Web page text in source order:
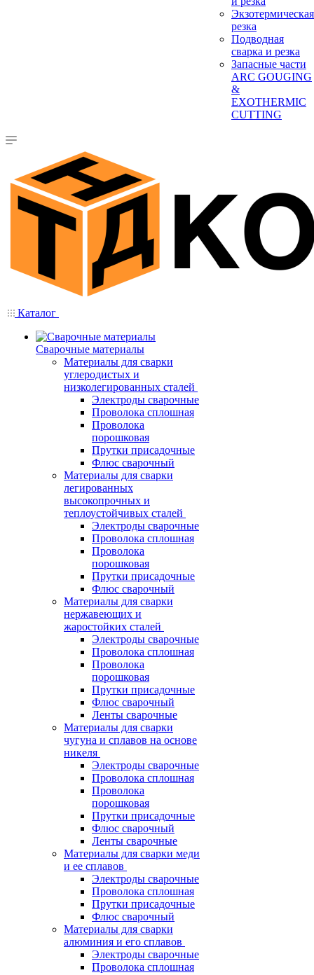
Экзотермическая
резка
Подводная
сварка и резка
Запасные части
ARC GOUGING
&
EXOTHERMIC
CUTTING
Каталог
Сварочные материалы
Материалы для сварки
углеродистых и
низколегированных сталей
Электроды сварочные
Проволока сплошная
Проволока
порошковая
Прутки присадочные
Флюс сварочный
Материалы для сварки
легированных
высокопрочных и
теплоустойчивых сталей
Электроды сварочные
Проволока сплошная
Проволока
порошковая
Прутки присадочные
Флюс сварочный
Материалы для сварки
нержавеющих и
жаростойких сталей
Электроды сварочные
Проволока сплошная
Проволока
порошковая
Прутки присадочные
Флюс сварочный
Ленты сварочные
Материалы для сварки
чугуна и сплавов на основе
никеля
Электроды сварочные
Проволока сплошная
Проволока
порошковая
Прутки присадочные
Флюс сварочный
Ленты сварочные
Материалы для сварки меди
и ее сплавов
Электроды сварочные
Проволока сплошная
Прутки присадочные
Флюс сварочный
Материалы для сварки
алюминия и его сплавов
Электроды сварочные
Проволока сплошная